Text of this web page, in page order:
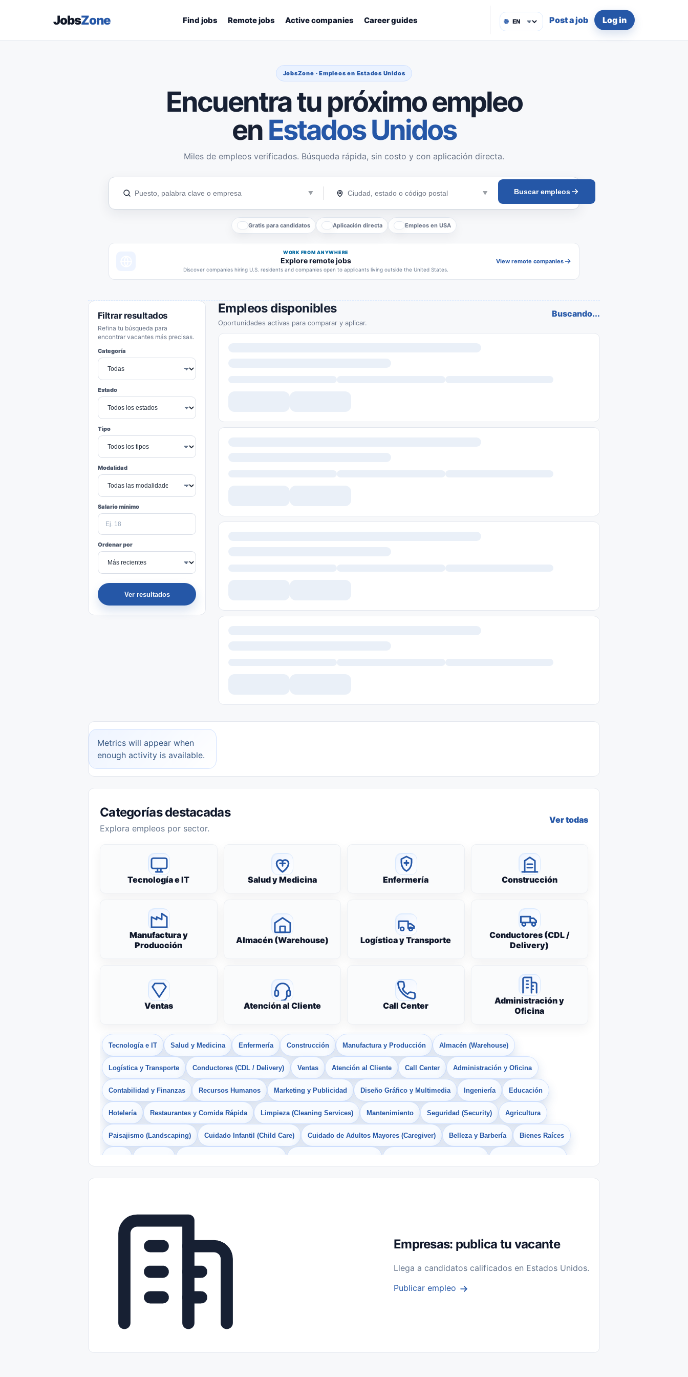
JobsZone Find jobs Remote jobs Active companies Career guides 🌐 Post a job Log in
JobsZone · Empleos en Estados Unidos
Encuentra tu próximo empleo
en Estados Unidos
Miles de empleos verificados. Búsqueda rápida, sin costo y con aplicación directa.
Buscar empleos
Gratis para candidatos Aplicación directa Empleos en USA
WORK FROM ANYWHERE
Explore remote jobs
Discover companies hiring U.S. residents and companies open to applicants living outside the United States.
View remote companies
Filtrar resultados
Refina tu búsqueda para
encontrar vacantes más precisas.
Categoría
Estado
Tipo
Modalidad
Salario mínimo
Ordenar por
Ver resultados
Empleos disponibles
Oportunidades activas para comparar y aplicar.
Buscando...
Metrics will appear when
enough activity is available.
Categorías destacadas
Explora empleos por sector.
Ver todas
Tecnología e IT Salud y Medicina Enfermería Construcción
Manufactura y
Producción
Almacén (Warehouse) Logística y Transporte
Conductores (CDL /
Delivery)
Ventas Atención al Cliente Call Center
Administración y
Oficina
Tecnología e IT Salud y Medicina Enfermería Construcción Manufactura y Producción Almacén (Warehouse)
Logística y Transporte Conductores (CDL / Delivery) Ventas Atención al Cliente Call Center Administración y Oficina
Contabilidad y Finanzas Recursos Humanos Marketing y Publicidad Diseño Gráfico y Multimedia Ingeniería Educación
Hotelería Restaurantes y Comida Rápida Limpieza (Cleaning Services) Mantenimiento Seguridad (Security) Agricultura
Paisajismo (Landscaping) Cuidado Infantil (Child Care) Cuidado de Adultos Mayores (Caregiver) Belleza y Barbería Bienes Raíces
Freelance Prácticas (Internships) Empleos para Estudiantes Empleos Bilingües (English/Spanish) Sin Experiencia
Telecomunicaciones
Empresas: publica tu vacante
Llega a candidatos calificados en Estados Unidos.
Publicar empleo